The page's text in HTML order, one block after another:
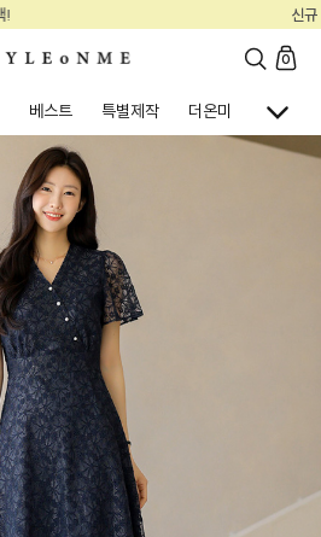
0
베스트 특별제작 더온미 골프웨어